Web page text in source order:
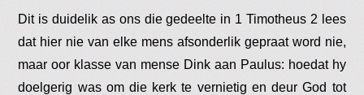
Dit is duidelik as ons die gedeelte in 1 Timotheus 2 lees
dat hier nie van elke mens afsonderlik gepraat word nie,
maar oor klasse van mense Dink aan Paulus: hoedat hy
doelgerig was om die kerk te vernietig en deur God tot